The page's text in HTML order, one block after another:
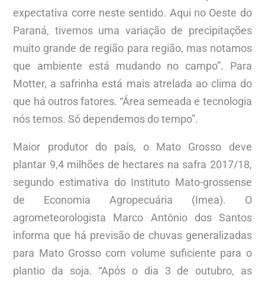
expectativa corre neste sentido. Aqui no Oeste do
Paraná, tivemos uma variação de precipitações
muito grande de região para região, mas notamos
que ambiente está mudando no campo”. Para
Motter, a safrinha está mais atrelada ao clima do
que há outros fatores. “Área semeada e tecnologia
nós temos. Só dependemos do tempo”.
Maior produtor do país, o Mato Grosso deve
plantar 9,4 milhões de hectares na safra 2017/18,
segundo estimativa do Instituto Mato-grossense
de Economia Agropecuária (Imea). O
agrometeorologista Marco Antônio dos Santos
informa que há previsão de chuvas generalizadas
para Mato Grosso com volume suficiente para o
plantio da soja. “Após o dia 3 de outubro, as